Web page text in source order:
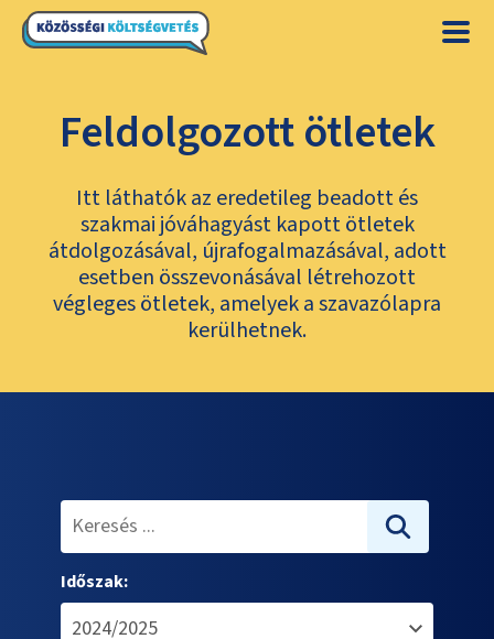
Feldolgozott ötletek
Itt láthatók az eredetileg beadott és
szakmai jóváhagyást kapott ötletek
átdolgozásával, újrafogalmazásával, adott
esetben összevonásával létrehozott
végleges ötletek, amelyek a szavazólapra
kerülhetnek.
Időszak: